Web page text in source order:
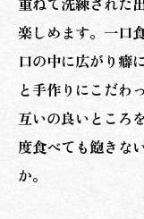
楽しめます。一口
口の中に広がり癖
と手作りにこだわ
互いの良いところ
度食べても飽きな
か。